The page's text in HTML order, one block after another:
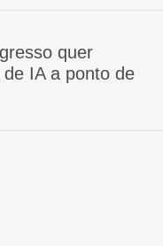
quer
IA a ponto de